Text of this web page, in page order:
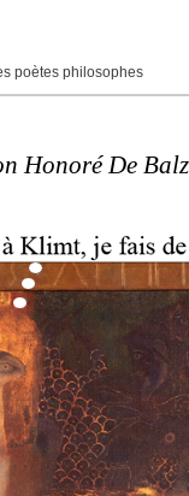
poètes philosophes
Honoré De